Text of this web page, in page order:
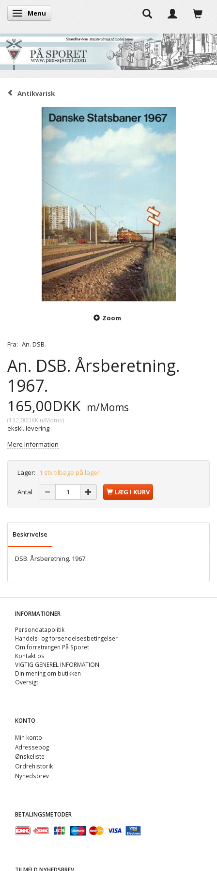
Skifte navigation
Menu
Antikvarisk
Zoom
Fra: An. DSB.
An. DSB. Årsberetning.
1967.
165,00DKK m/Moms
(132,00DKK u/Moms)
ekskl. levering
Mere information
Lager: 1 stk tilbage på lager
Antal LÆG I KURV
Beskrivelse
DSB. Årsberetning. 1967.
INFORMATIONER
Persondatapolitik
Handels- og forsendelsesbetingelser
Om forretningen På Sporet
Kontakt os
VIGTIG GENEREL INFORMATION
Din mening om butikken
Oversigt
KONTO
Min konto
Adressebog
Ønskeliste
Ordrehistorik
Nyhedsbrev
BETALINGSMETODER